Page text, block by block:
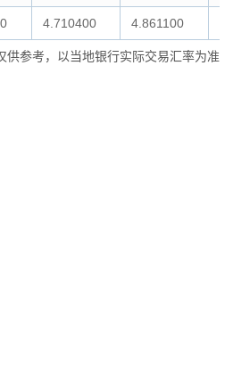
4.710400 4.861100
供参考，以当地银行实际交易汇率为准